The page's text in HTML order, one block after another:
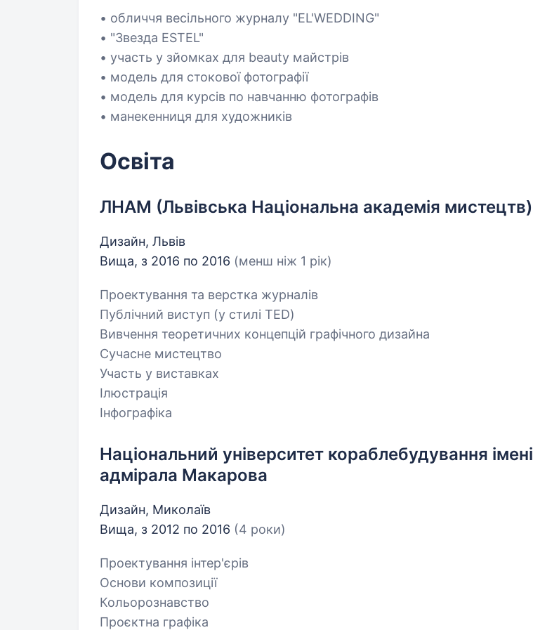
• обличчя весільного журналу "EL'WEDDING"
• "Звезда ESTEL"
• участь у зйомках для beauty майстрів
• модель для стокової фотографії
• модель для курсів по навчанню фотографів
• манекенниця для художників
Освіта
ЛНАМ (Львівська Національна академія мистецтв)
Дизайн, Львів
Вища, з 2016 по 2016 (менш ніж 1 рік)
Проектування та верстка журналів
Публічний виступ (у стилі TED)
Вивчення теоретичних концепцій графічного дизайна
Сучасне мистецтво
Участь у виставках
Ілюстрація
Інфографіка
Національний університет кораблебудування імені
адмірала Макарова
Дизайн, Миколаїв
Вища, з 2012 по 2016 (4 роки)
Проектування інтер'єрів
Основи композиції
Кольорознавство
Проєктна графіка